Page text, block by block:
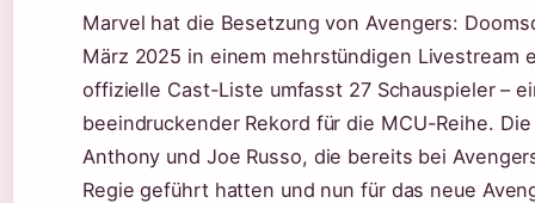
Marvel hat die Besetzung von Avengers:
März 2025 in einem mehrstündigen Livestream
offizielle Cast-Liste umfasst 27 Schauspieler –
beeindruckender Rekord für die MCU-Reihe.
Anthony und Joe Russo, die bereits bei
Regie geführt hatten und nun für das neue